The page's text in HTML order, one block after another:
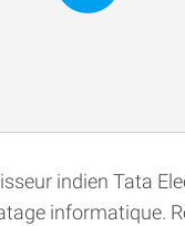
indien Tata
informatique.